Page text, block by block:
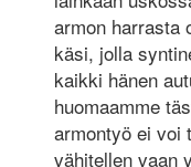
armon harrasta
käsi, jolla
kaikki hänen
huomaamme
armontyö ei voi
vähitellen vaan